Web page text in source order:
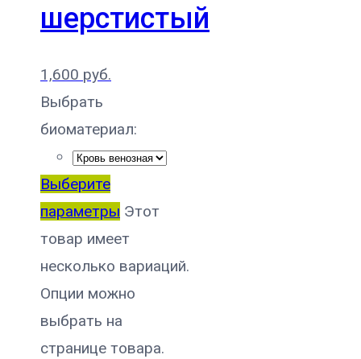
шерстистый
1,600 руб.
Выбрать
биоматериал:
Выберите
параметры Этот
товар имеет
несколько вариаций.
Опции можно
выбрать на
странице товара.